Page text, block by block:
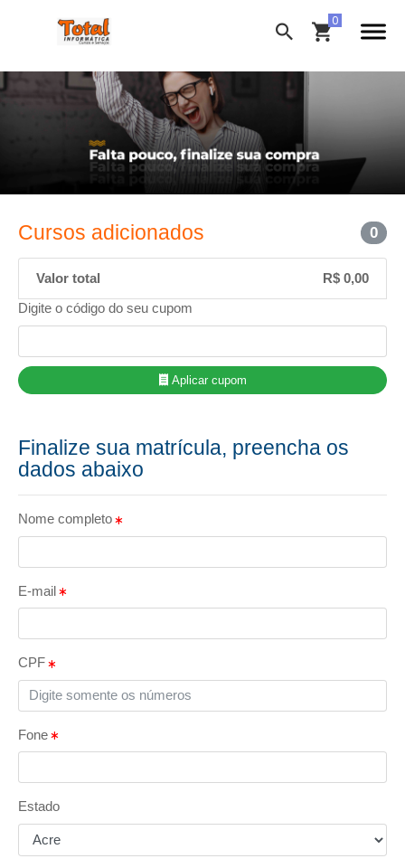
Cursos adicionados 0
Valor total
R$ 0,00
Digite o código do seu cupom
Aplicar cupom
Finalize sua matrícula, preencha os
dados abaixo
Nome completo
E-mail
CPF
Fone
Estado